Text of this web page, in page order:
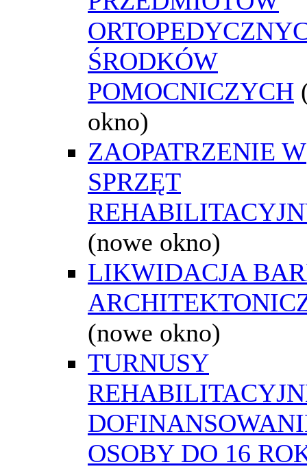
ŚRODKÓW
POMOCNICZYCH
okno)
ZAOPATRZENIE W
SPRZĘT
(nowe okno)
LIKWIDACJA
(nowe okno)
TURNUSY
OSOBY DO 16